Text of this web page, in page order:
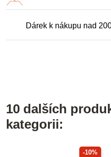
Dárek k nákupu nad
10 dalších
kategorii:
-10%